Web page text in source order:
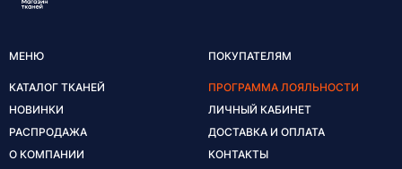
МЕНЮ
КАТАЛОГ ТКАНЕЙ
НОВИНКИ
РАСПРОДАЖА
О КОМПАНИИ
ПОКУПАТЕЛЯМ
ПРОГРАММА ЛОЯЛЬНОСТИ
ЛИЧНЫЙ КАБИНЕТ
ДОСТАВКА И ОПЛАТА
КОНТАКТЫ